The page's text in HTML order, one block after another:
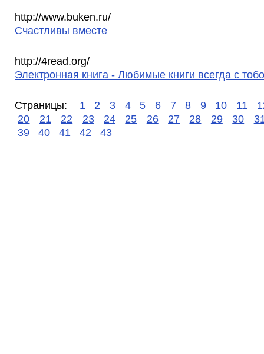
http://www.buken.ru/
Счастливы вместе
http://4read.org/
Электронная книга - Любимые книги всегда с
Страницы: 1 2 3 4 5 6 7 8 9 10 11
20
21 22 23 24 25 26 27 28 29 30
39
40 41 42 43